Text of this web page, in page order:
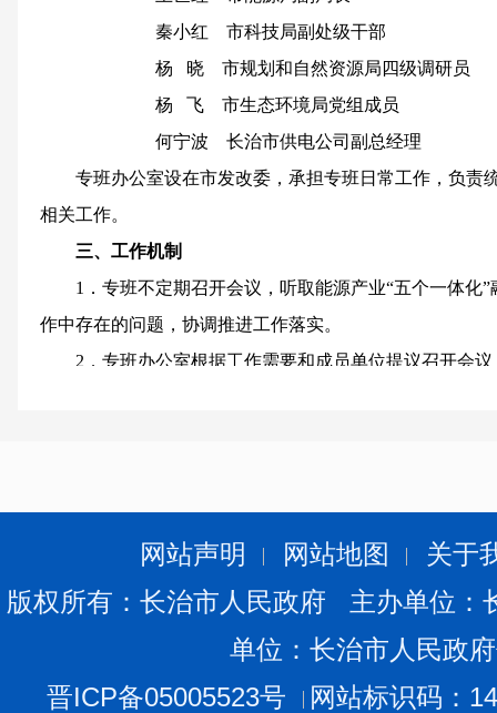
秦小红 市科技局副处级干部
杨 晓 市规划和自然资源局四级调研员
杨 飞 市生态环境局党组成员
何宁波 长治市供电公司副总经理
专班办公室设在市发改委，承担专班日常工作，负责
相关工作。
三、工作机制
1．专班不定期召开会议，听取能源产业“五个一体化
作中存在的问题，协调推进工作落实。
2．专班办公室根据工作需要和成员单位提议召开会
4．专班组成人员如有变动，专班办公室及时动态调整
网站声明 网站地图
关于
版权所有：长治市人民政府 主办单位
单位：长治市人民政
晋ICP备05005523号
网站标识码：